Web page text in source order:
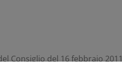
Consiglio del 16 febbraio 2011